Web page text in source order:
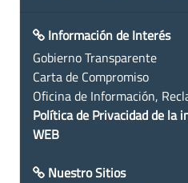
Información de Interés
Gobierno Transparente
Carta de Compromiso
Oficina de Información,
Política de Privacidad de la
WEB
Nuestro Sitios